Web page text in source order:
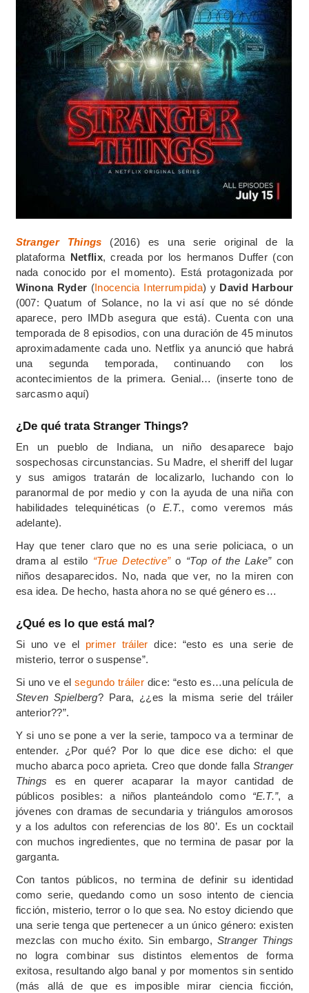
Stranger Things (2016) es una serie original de la
plataforma Netflix, creada por los hermanos Duffer (con
nada conocido por el momento). Está protagonizada por
Winona Ryder (Inocencia Interrumpida) y David Harbour
(007: Quatum of Solance, no la vi así que no sé dónde
aparece, pero IMDb asegura que está). Cuenta con una
temporada de 8 episodios, con una duración de 45 minutos
aproximadamente cada uno. Netflix ya anunció que habrá
una segunda temporada, continuando con los
acontecimientos de la primera. Genial… (inserte tono de
sarcasmo aquí)
¿De qué trata Stranger Things?
En un pueblo de Indiana, un niño desaparece bajo
sospechosas circunstancias. Su Madre, el sheriff del lugar
y sus amigos tratarán de localizarlo, luchando con lo
paranormal de por medio y con la ayuda de una niña con
habilidades telequinéticas (o E.T., como veremos más
adelante).
Hay que tener claro que no es una serie policiaca, o un
drama al estilo “True Detective”o “Top of the Lake”con
niños desaparecidos. No, nada que ver, no la miren con
esa idea. De hecho, hasta ahora no se qué género es…
¿Qué es lo que está mal?
Si uno ve el primer tráiler dice: “esto es una serie de
misterio, terror o suspense”.
Si uno ve elsegundo tráiler dice: “esto es…una película de
Steven Spielberg? Para, ¿¿es la misma serie del tráiler
anterior??”.
Y si uno se pone a ver la serie, tampoco va a terminar de
entender. ¿Por qué? Por lo que dice ese dicho: el que
mucho abarca poco aprieta. Creo que donde fallaStranger
Things es en querer acaparar la mayor cantidad de
públicos posibles: a niños planteándolo como “E.T.”, a
jóvenes con dramas de secundaria y triángulos amorosos
y a los adultos con referencias de los 80’. Es un cocktail
con muchos ingredientes, que no termina de pasar por la
garganta.
Con tantos públicos, no termina de definir su identidad
como serie, quedando como un soso intento de ciencia
ficción, misterio, terror o lo que sea. No estoy diciendo que
una serie tenga que pertenecer a un único género: existen
mezclas con mucho éxito. Sin embargo, Stranger Things
no logra combinar sus distintos elementos de forma
exitosa, resultando algo banal y por momentos sin sentido
(más allá de que es imposible mirar ciencia ficción,